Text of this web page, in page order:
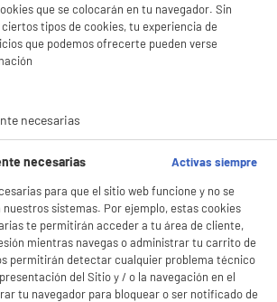
que se colocarán en tu navegador. Sin
tipos de cookies, tu experiencia de
que podemos ofrecerte pueden verse
necesarias
necesarias
Activas siempre
para que el sitio web funcione y no se
sistemas. Por ejemplo, estas cookies
te permitirán acceder a tu área de cliente,
mientras navegas o administrar tu carrito de
permitirán detectar cualquier problema técnico
del Sitio y / o la navegación en el
tu navegador para bloquear o ser notificado de